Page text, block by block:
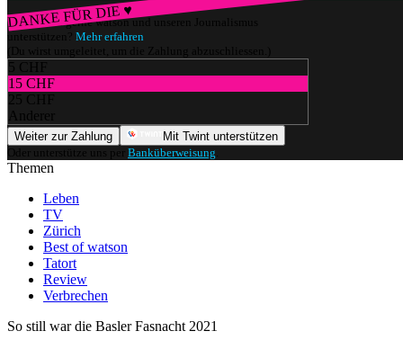
DANKE FÜR DIE ♥
Würdest du gerne watson und unseren Journalismus
unterstützen? Mehr erfahren
(Du wirst umgeleitet, um die Zahlung abzuschliessen.)
5 CHF
15 CHF
25 CHF
Anderer
Weiter zur Zahlung
Mit Twint unterstützen
Oder unterstütze uns per Banküberweisung
Themen
Leben
TV
Zürich
Best of watson
Tatort
Review
Verbrechen
So still war die Basler Fasnacht 2021